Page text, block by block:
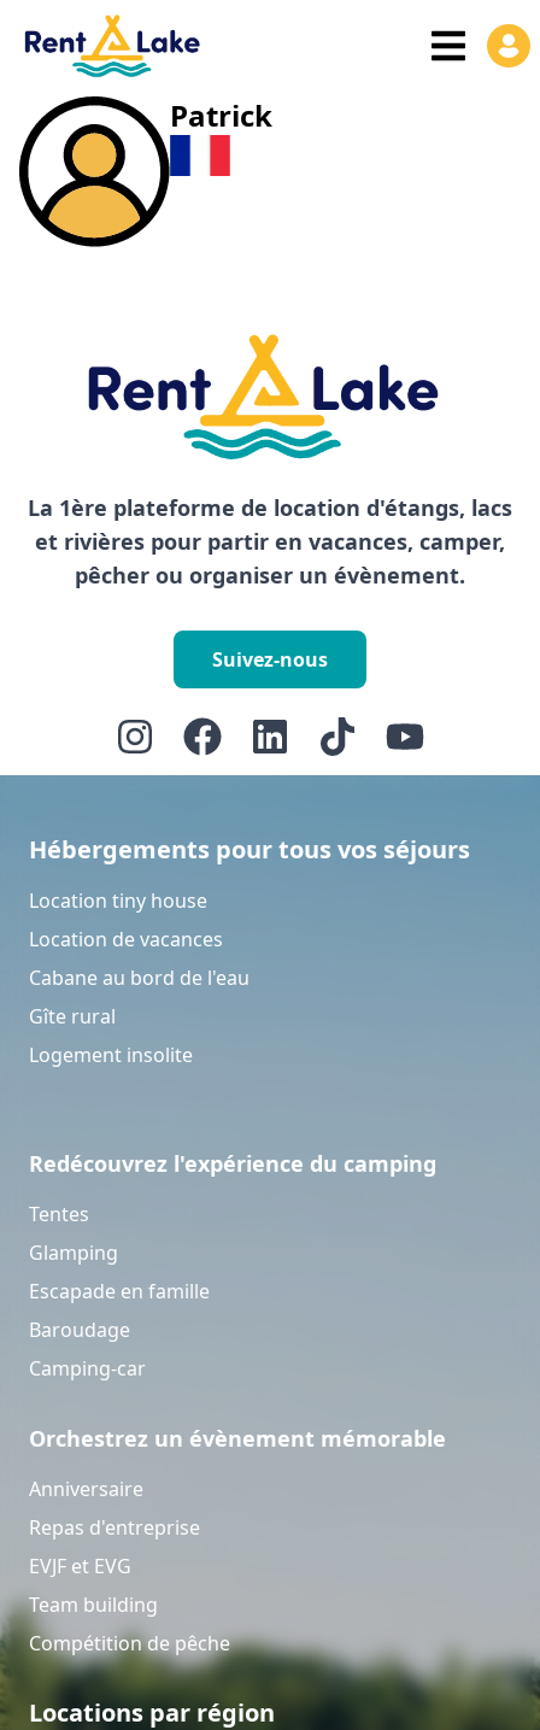
Patrick
La 1ère plateforme de location d'étangs, lacs
et rivières pour partir en vacances, camper,
pêcher ou organiser un évènement.
Suivez-nous
Hébergements pour tous vos séjours
Location tiny house
Location de vacances
Cabane au bord de l'eau
Gîte rural
Logement insolite
Redécouvrez l'expérience du camping
Tentes
Glamping
Escapade en famille
Baroudage
Camping-car
Orchestrez un évènement mémorable
Anniversaire
Repas d'entreprise
EVJF et EVG
Team building
Compétition de pêche
Locations par région